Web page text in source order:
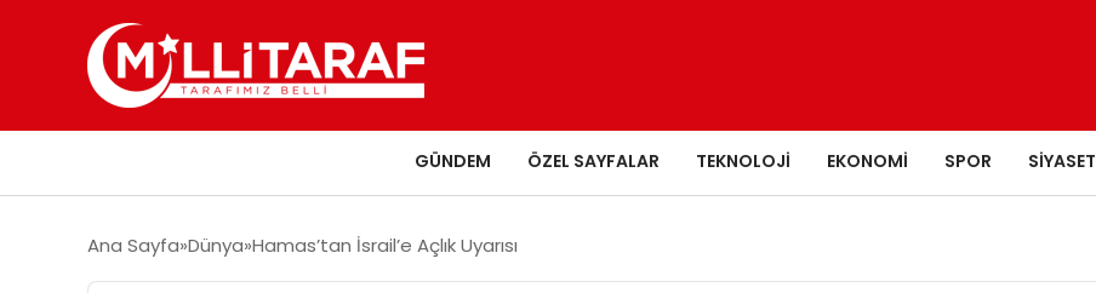
GÜNDEM ÖZEL SAYFALAR TEKNOLOJI EKONOMI SPOR SIYASET
Ana Sayfa Dünya Hamas’tan İsrail’e Açlık Uyarısı